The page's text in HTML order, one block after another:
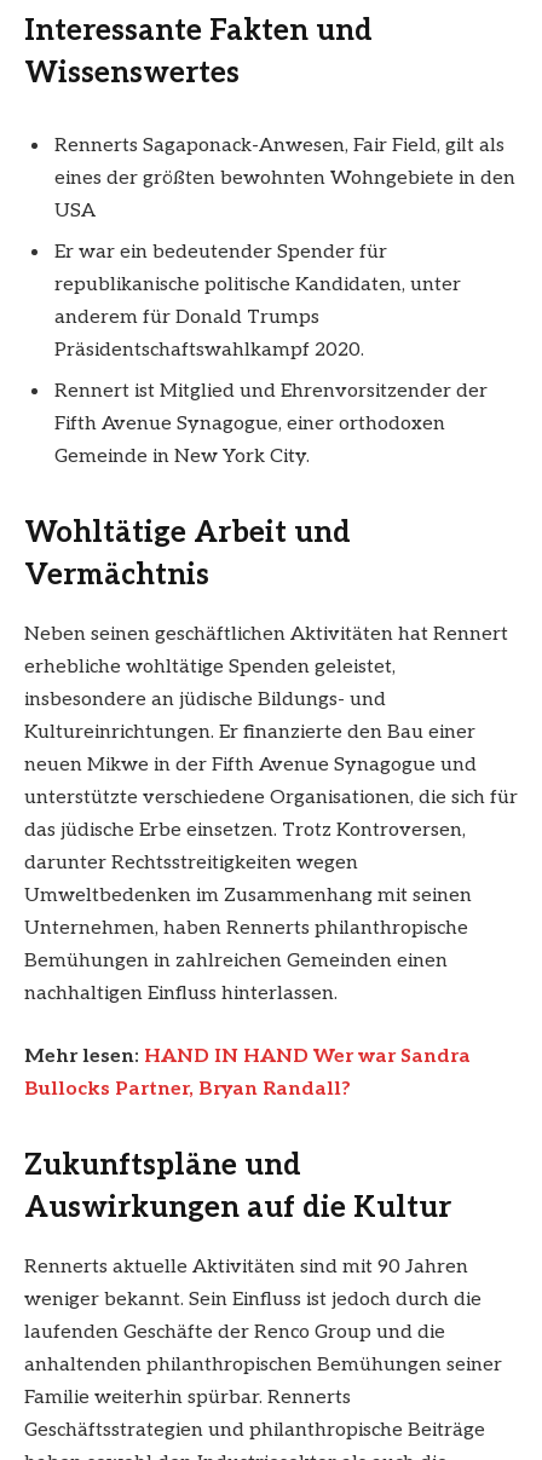
Interessante Fakten und
Wissenswertes
Rennerts Sagaponack-Anwesen, Fair Field, gilt als
eines der größten bewohnten Wohngebiete in den
USA
Er war ein bedeutender Spender für
republikanische politische Kandidaten, unter
anderem für Donald Trumps
Präsidentschaftswahlkampf 2020.
Rennert ist Mitglied und Ehrenvorsitzender der
Fifth Avenue Synagogue, einer orthodoxen
Gemeinde in New York City.
Wohltätige Arbeit und
Vermächtnis
Neben seinen geschäftlichen Aktivitäten hat Rennert
erhebliche wohltätige Spenden geleistet,
insbesondere an jüdische Bildungs- und
Kultureinrichtungen. Er finanzierte den Bau einer
neuen Mikwe in der Fifth Avenue Synagogue und
unterstützte verschiedene Organisationen, die sich für
das jüdische Erbe einsetzen. Trotz Kontroversen,
darunter Rechtsstreitigkeiten wegen
Umweltbedenken im Zusammenhang mit seinen
Unternehmen, haben Rennerts philanthropische
Bemühungen in zahlreichen Gemeinden einen
nachhaltigen Einfluss hinterlassen.
Mehr lesen: HAND IN HAND Wer war Sandra
Bullocks Partner, Bryan Randall?
Zukunftspläne und
Auswirkungen auf die Kultur
Rennerts aktuelle Aktivitäten sind mit 90 Jahren
weniger bekannt. Sein Einfluss ist jedoch durch die
laufenden Geschäfte der Renco Group und die
anhaltenden philanthropischen Bemühungen seiner
Familie weiterhin spürbar. Rennerts
Geschäftsstrategien und philanthropische Beiträge